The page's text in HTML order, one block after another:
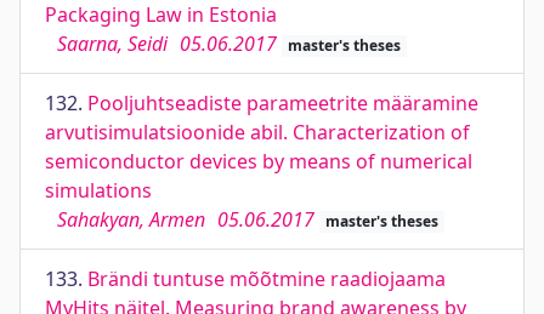
Packaging Law in Estonia
Saarna, Seidi 05.06.2017 master's theses
132. Pooljuhtseadiste parameetrite määramine
arvutisimulatsioonide abil. Characterization of
semiconductor devices by means of numerical
simulations
Sahakyan, Armen 05.06.2017 master's theses
133. Brändi tuntuse mõõtmine raadiojaama
MyHits näitel. Measuring brand awareness by